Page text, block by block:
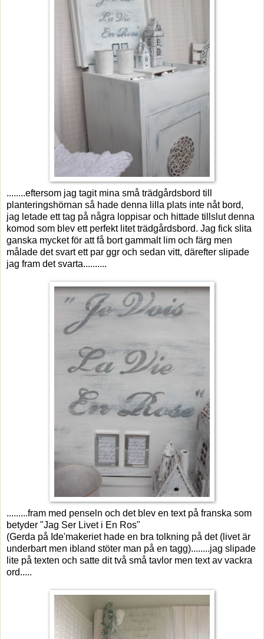
........eftersom jag tagit mina små trädgårdsbord till
planteringshörnan så hade denna lilla plats inte nåt bord,
jag letade ett tag på några loppisar och hittade tillslut denna
komod som blev ett perfekt litet trädgårdsbord. Jag fick slita
ganska mycket för att få bort gammalt lim och färg men
målade det svart ett par ggr och sedan vitt, därefter slipade
jag fram det svarta..........
.........fram med penseln och det blev en text på franska som
betyder "Jag Ser Livet i En Ros"
(Gerda på Ide'makeriet hade en bra tolkning på det (livet är
underbart men ibland stöter man på en tagg)........jag slipade
lite på texten och satte dit två små tavlor men text av vackra
ord.....